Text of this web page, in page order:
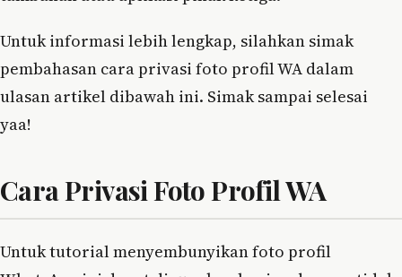
Untuk informasi lebih lengkap, silahkan simak
pembahasan cara privasi foto profil WA dalam
ulasan artikel dibawah ini. Simak sampai selesai
yaa!
Cara Privasi Foto Profil WA
Untuk tutorial menyembunyikan foto profil